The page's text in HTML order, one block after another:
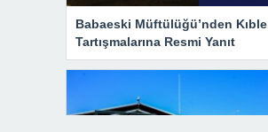
Babaeski Müftülüğü’nden Kıble
Tartışmalarına Resmi Yanıt